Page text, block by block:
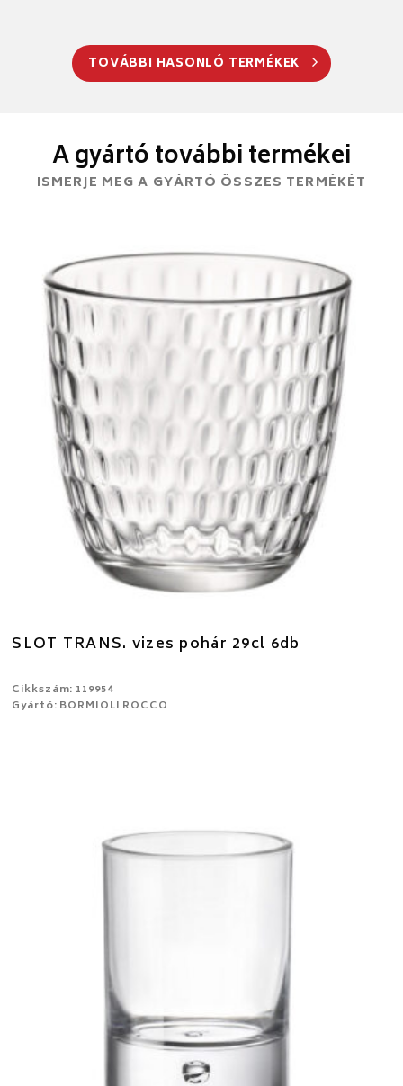
TOVÁBBI HASONLÓ TERMÉKEK
A gyártó további termékei
ISMERJE MEG A GYÁRTÓ ÖSSZES TERMÉKÉT
SLOT TRANS. vizes pohár 29cl 6db
Cikkszám: 119954
Gyártó: BORMIOLI ROCCO